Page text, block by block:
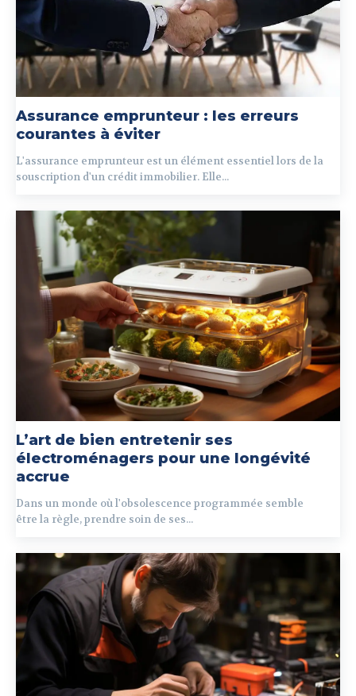
Assurance emprunteur : les erreurs
courantes à éviter
L'assurance emprunteur est un élément essentiel lors de la
souscription d'un crédit immobilier. Elle...
L’art de bien entretenir ses
électroménagers pour une longévité
accrue
Dans un monde où l'obsolescence programmée semble
être la règle, prendre soin de ses...